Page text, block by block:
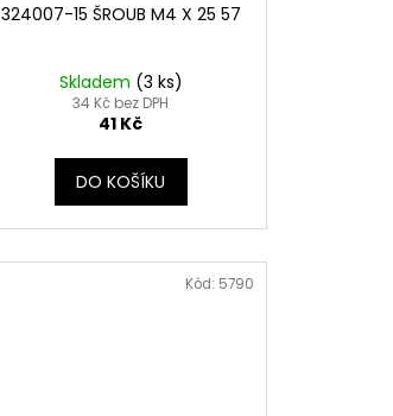
324007-15 ŠROUB M4 X 25 57
Skladem (3 ks)
34 Kč bez DPH
41 Kč
DO KOŠÍKU
Kód: 5790